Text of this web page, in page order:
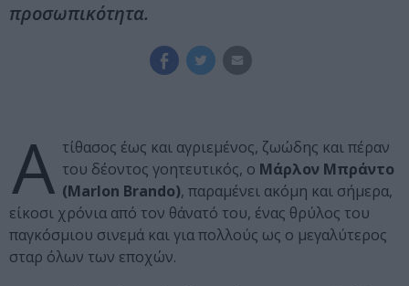
προσωπικότητα.
Α τίθασος έως και αγριεμένος, ζωώδης και πέραν
του δέοντος γοητευτικός, ο Μάρλον Μπράντο
(Marlon Brando), παραμένει ακόμη και σήμερα,
είκοσι χρόνια από τον θάνατό του, ένας θρύλος του
παγκόσμιου σινεμά και για πολλούς ως ο μεγαλύτερος
σταρ όλων των εποχών.